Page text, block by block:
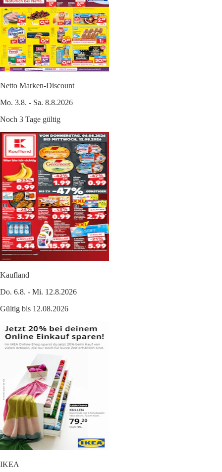
Netto Marken-Discount
Mo. 3.8. - Sa. 8.8.2026
Noch 3 Tage gültig
Kaufland
Do. 6.8. - Mi. 12.8.2026
Gültig bis 12.08.2026
IKEA